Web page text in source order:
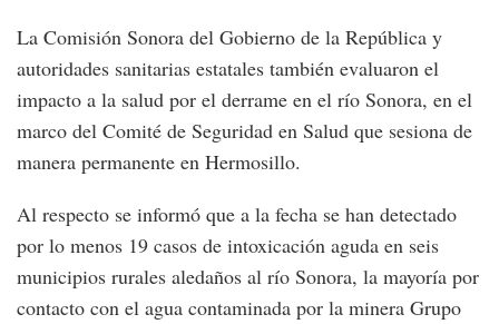
La Comisión Sonora del Gobierno de la República y
autoridades sanitarias estatales también evaluaron el
impacto a la salud por el derrame en el río Sonora, en el
marco del Comité de Seguridad en Salud que sesiona de
manera permanente en Hermosillo.
Al respecto se informó que a la fecha se han detectado
por lo menos 19 casos de intoxicación aguda en seis
municipios rurales aledaños al río Sonora, la mayoría por
contacto con el agua contaminada por la minera Grupo